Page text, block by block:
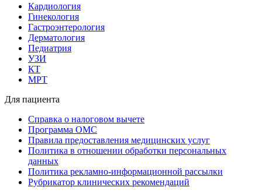
Кардиология
Гинекология
Гастроэнтерология
Дерматология
Педиатрия
УЗИ
КТ
МРТ
Для пациента
Справка о налоговом вычете
Программа ОМС
Правила предоставления медицинских услуг
Политика в отношении обработки персональных
данных
Политика рекламно-информационной рассылки
Рубрикатор клинических рекомендаций